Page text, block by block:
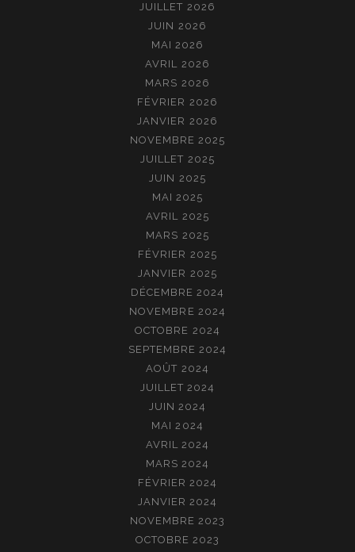
JUILLET 2026
JUIN 2026
MAI 2026
AVRIL 2026
MARS 2026
FÉVRIER 2026
JANVIER 2026
NOVEMBRE 2025
JUILLET 2025
JUIN 2025
MAI 2025
AVRIL 2025
MARS 2025
FÉVRIER 2025
JANVIER 2025
DÉCEMBRE 2024
NOVEMBRE 2024
OCTOBRE 2024
SEPTEMBRE 2024
AOÛT 2024
JUILLET 2024
JUIN 2024
MAI 2024
AVRIL 2024
MARS 2024
FÉVRIER 2024
JANVIER 2024
NOVEMBRE 2023
OCTOBRE 2023